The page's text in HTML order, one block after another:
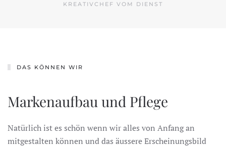
KREATIVCHEF VOM DIENST
DAS KÖNNEN WIR
Markenaufbau und Pflege
Natürlich ist es schön wenn wir alles von Anfang an
mitgestalten können und das äussere Erscheinungsbild